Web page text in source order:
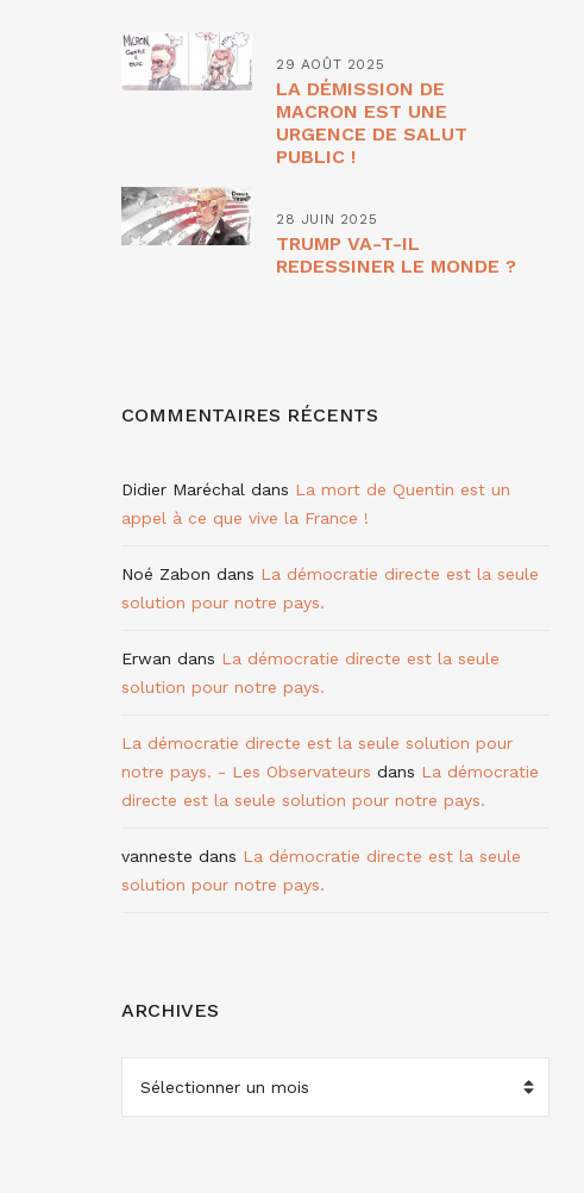
29 AOÛT 2025
LA DÉMISSION DE
MACRON EST UNE
URGENCE DE SALUT
PUBLIC !
28 JUIN 2025
TRUMP VA-T-IL
REDESSINER LE MONDE ?
COMMENTAIRES RÉCENTS
Didier Maréchal dans La mort de Quentin est un
appel à ce que vive la France !
Noé Zabon dans La démocratie directe est la seule
solution pour notre pays.
Erwan dans La démocratie directe est la seule
solution pour notre pays.
La démocratie directe est la seule solution pour
notre pays. - Les Observateurs dans La démocratie
directe est la seule solution pour notre pays.
vanneste dans La démocratie directe est la seule
solution pour notre pays.
ARCHIVES
ARCHIVES